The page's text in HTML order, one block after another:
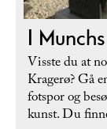
I
Visste du at
Kragerø? Gå
fotspor og
kunst. Du